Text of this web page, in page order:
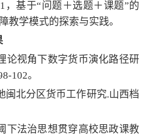
，基于“问题＋选题＋课题”的
教学模式的探索与实践。
论视角下数字货币演化路径研
102。
闽北分区货币工作研究.山西档
下法治思想贯穿高校思政课教